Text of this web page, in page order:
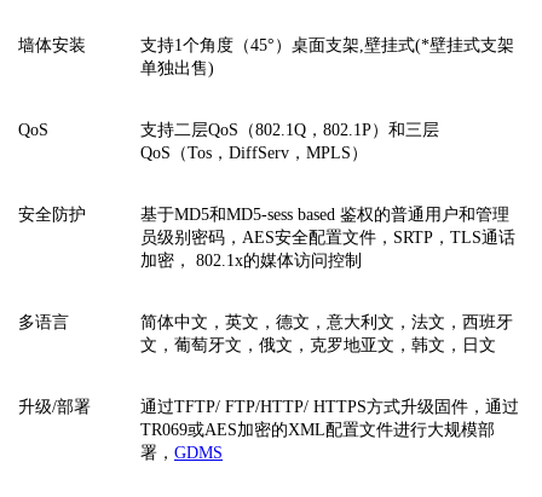
墙体安装 支持1个角度（45°）桌面支架,壁挂式(*壁挂式支架
单独出售)
QoS 支持二层QoS（802.1Q，802.1P）和三层
QoS（Tos，DiffServ，MPLS）
安全防护 基于MD5和MD5-sess based 鉴权的普通用户和管理
员级别密码，AES安全配置文件，SRTP，TLS通话
加密， 802.1x的媒体访问控制
多语言
简体中文，英文，德文，意大利文，法文，西班牙
文，葡萄牙文，俄文，克罗地亚文，韩文，日文
升级/部署 通过TFTP/ FTP/HTTP/ HTTPS方式升级固件，通过
TR069或AES加密的XML配置文件进行大规模部
署， GDMS